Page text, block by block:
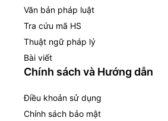
Văn bản pháp luật
Tra cứu mã HS
Thuật ngữ pháp lý
Bài viết
Chính sách và Hướng dẫn
Điều khoản sử dụng
Chính sách bảo mật